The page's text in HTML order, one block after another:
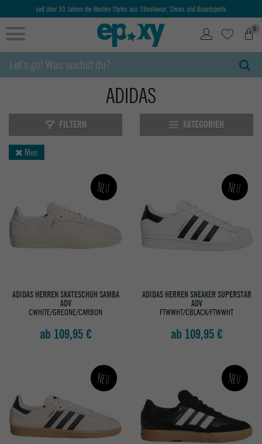
Ab 50€ kostenlose Lieferung & Retoure
0
ADIDAS
FILTERN KATEGORIEN
Men
Neu
ADIDAS HERREN SKATESCHUH SAMBA
ADV
CWHITE/GREONE/CARBON
ab 109,95 €
Neu
ADIDAS HERREN SNEAKER SUPERSTAR
ADV
FTWWHT/CBLACK/FTWWHT
ab 109,95 €
Neu Neu